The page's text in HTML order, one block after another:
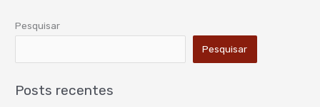
Pesquisar
Pesquisar
Posts recentes